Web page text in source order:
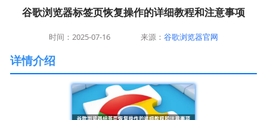
谷歌浏览器标签页恢复操作的详细教程和注意事项
时间：2025-07-16 来源：谷歌浏览器官网
详情介绍